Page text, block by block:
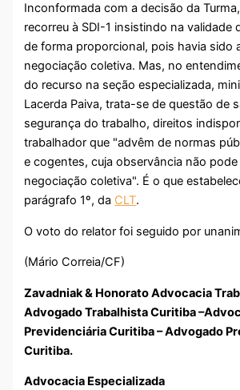
Inconformada com a decisão da
recorreu à SDI-1 insistindo na validade
de forma proporcional, pois havia sido
negociação coletiva. Mas, no
do recurso na seção especializada,
Lacerda Paiva, trata-se de questão de
segurança do trabalho, direitos
trabalhador que "advêm de normas
e cogentes, cuja observância não
negociação coletiva". É o que
parágrafo 1º, da CLT.
O voto do relator foi seguido por
(Mário Correia/CF)
Zavadniak & Honorato Advocacia
Advogado Trabalhista Curitiba
Previdenciária Curitiba – Advogado
Curitiba.
Advocacia Especializada